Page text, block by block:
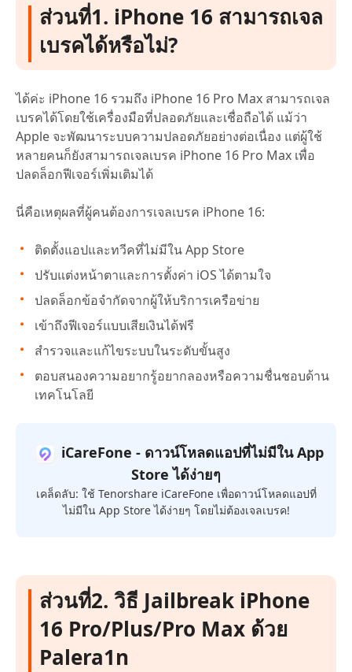
ส่วนที่1. iPhone 16 สามารถเจล
เบรคได้หรือไม่?
ได้ค่ะ iPhone 16 รวมถึง iPhone 16 Pro Max สามารถเจล
เบรคได้โดยใช้เครื่องมือที่ปลอดภัยและเชื่อถือได้ แม้ว่า
Apple จะพัฒนาระบบความปลอดภัยอย่างต่อเนื่อง แต่ผู้ใช้
หลายคนก็ยังสามารถเจลเบรค iPhone 16 Pro Max เพื่อ
ปลดล็อกฟีเจอร์เพิ่มเติมได้
นี่คือเหตุผลที่ผู้คนต้องการเจลเบรค iPhone 16:
ติดตั้งแอปและทวีคที่ไม่มีใน App Store
ปรับแต่งหน้าตาและการตั้งค่า iOS ได้ตามใจ
ปลดล็อกข้อจำกัดจากผู้ให้บริการเครือข่าย
เข้าถึงฟีเจอร์แบบเสียเงินได้ฟรี
สำรวจและแก้ไขระบบในระดับขั้นสูง
ตอบสนองความอยากรู้อยากลองหรือความชื่นชอบด้าน
เทคโนโลยี
iCareFone - ดาวน์โหลดแอปที่ไม่มีใน App
Store ได้ง่ายๆ
เคล็ดลับ: ใช้ Tenorshare iCareFone เพื่อดาวน์โหลดแอปที่
ไม่มีใน App Store ได้ง่ายๆ โดยไม่ต้องเจลเบรค!
ส่วนที่2. วิธี Jailbreak iPhone
16 Pro/Plus/Pro Max ด้วย
Palera1n